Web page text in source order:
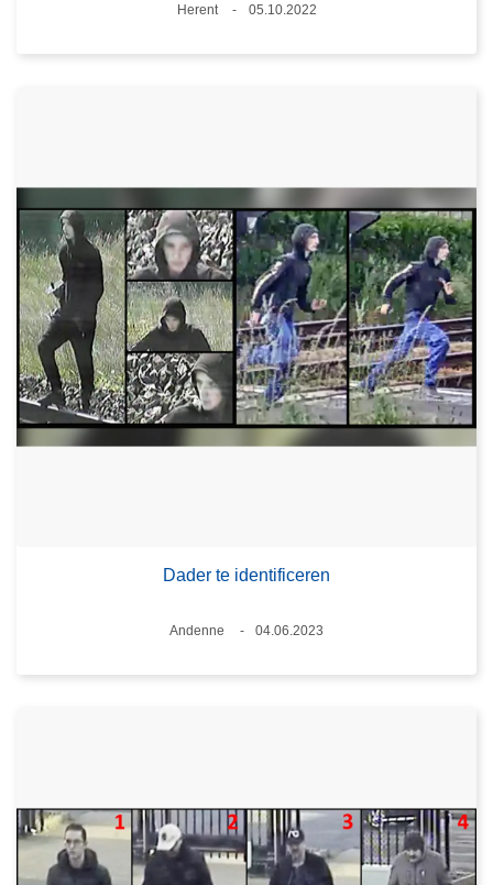
Plaats
Herent
05.10.2022
Dader te identificeren
Plaats
Andenne
04.06.2023